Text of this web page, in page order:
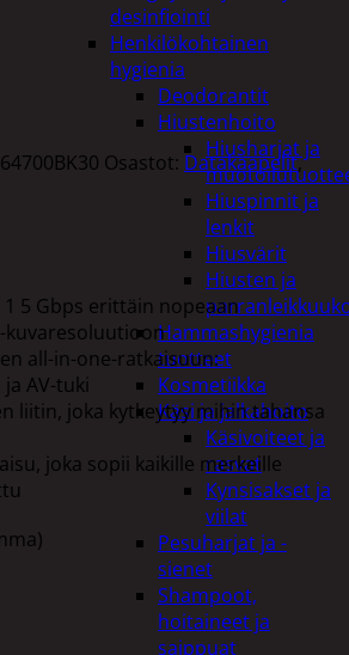
desinfiointi
Henkilökohtainen
hygienia
Deodorantit
Hiustenhoito
Hiusharjat ja
Hiuspinnit ja
lenkit
Hiusvärit
Hiusten ja
Hammashygienia
tuotteet
Kosmetiikka
Käsi ja jalkahoito
Käsivoiteet ja
rasvat
Kynsisakset ja
viilat
Pesuharjat ja -
sienet
Shampoot,
hoitaineet ja
saippuat
Osastot: Datakaapelit,
1 5 Gbps erittäin nopeaan
all-in-one-ratkaisuun:
AV-tuki
liitin, joka kytkeytyy mihin tahansa
joka sopii kaikille merkeille